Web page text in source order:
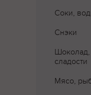
Соки,
Снэки
сладости
Мясо,